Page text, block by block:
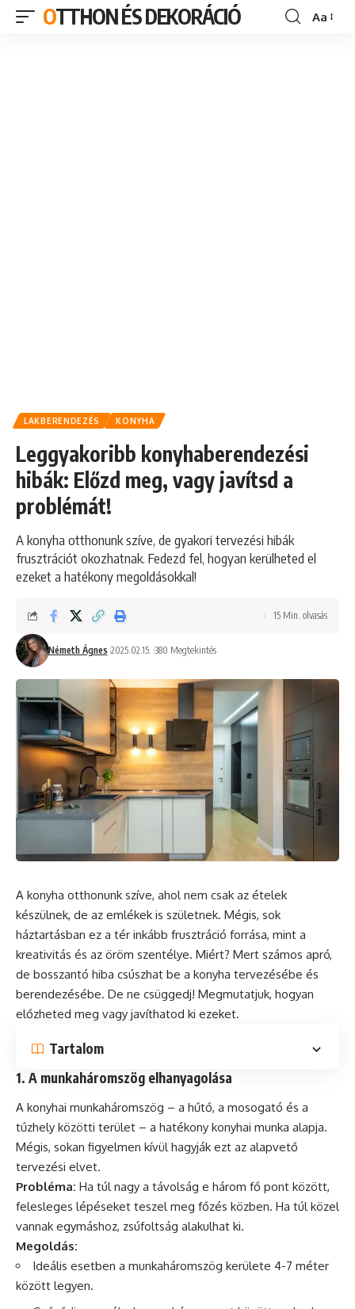
OTTHON ÉS DEKORÁCIÓ
Font
Aa
LAKBERENDEZÉS KONYHA
Leggyakoribb konyhaberendezési
hibák: Előzd meg, vagy javítsd a
problémát!
A konyha otthonunk szíve, de gyakori tervezési hibák
frusztrációt okozhatnak. Fedezd fel, hogyan kerülheted el
ezeket a hatékony megoldásokkal!
Németh Ágnes 2025.02.15. 380 Megtekintés
15 Min. olvasás
A konyha otthonunk szíve, ahol nem csak az ételek
készülnek, de az emlékek is születnek. Mégis, sok
háztartásban ez a tér inkább frusztráció forrása, mint a
kreativitás és az öröm szentélye. Miért? Mert számos apró,
de bosszantó hiba csúszhat be a konyha tervezésébe és
berendezésébe. De ne csüggedj! Megmutatjuk, hogyan
előzheted meg vagy javíthatod ki ezeket.
Tartalom
1. A munkaháromszög elhanyagolása
A konyhai munkaháromszög – a hűtő, a mosogató és a
tűzhely közötti terület – a hatékony konyhai munka alapja.
Mégis, sokan figyelmen kívül hagyják ezt az alapvető
tervezési elvet.
Probléma: Ha túl nagy a távolság e három fő pont között,
felesleges lépéseket teszel meg főzés közben. Ha túl közel
vannak egymáshoz, zsúfoltság alakulhat ki.
Megoldás:
Ideális esetben a munkaháromszög kerülete 4-7 méter
között legyen.